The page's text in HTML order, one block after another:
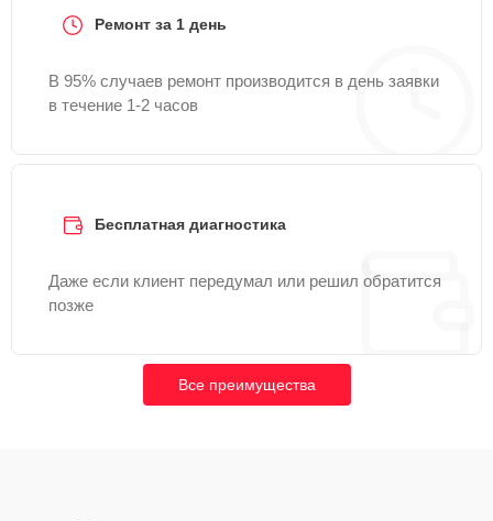
Ремонт за 1 день
В 95% случаев ремонт производится в день заявки
в течение 1-2 часов
Бесплатная диагностика
Даже если клиент передумал или решил обратится
позже
Все преимущества